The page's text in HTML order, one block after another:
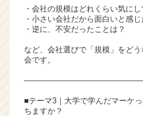
・会社の規模はどれくらい気にし
・小さい会社だから面白いと感じ
・逆に、不安だったことは？
など、会社選びで「規模」をど
会です。
■テーマ3｜大学で学んだマーケ
ちますか？